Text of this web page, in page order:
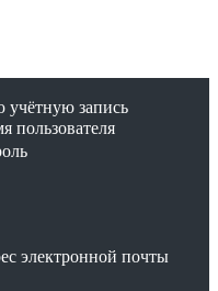
учётную запись
пользователя
электронной почты